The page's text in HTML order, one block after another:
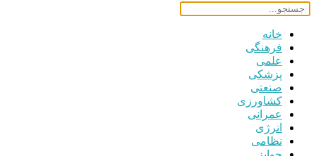
خانه
فرهنگی
علمی
پزشکی
صنعتی
کشاورزی
عمرانی
انرژی
نظامی